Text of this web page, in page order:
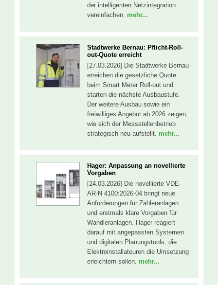
der intelligenten Netzintegration
vereinfachen. mehr...
Stadtwerke Bernau: Pflicht-Roll-
out-Quote erreicht
[27.03.2026] Die Stadtwerke Bernau
erreichen die gesetzliche Quote
beim Smart Meter Roll-out und
starten die nächste Ausbaustufe.
Der weitere Ausbau sowie ein
freiwilliges Angebot ab 2026 zeigen,
wie sich der Messstellenbetrieb
strategisch neu aufstellt. mehr...
Hager: Anpassung an novellierte
Vorgaben
[24.03.2026] Die novellierte VDE-
AR-N 4100:2026-04 bringt neue
Anforderungen für Zähleranlagen
und erstmals klare Vorgaben für
Wandleranlagen. Hager reagiert
darauf mit angepassten Systemen
und digitalen Planungstools, die
Elektroinstallateuren die Umsetzung
erleichtern sollen. mehr...